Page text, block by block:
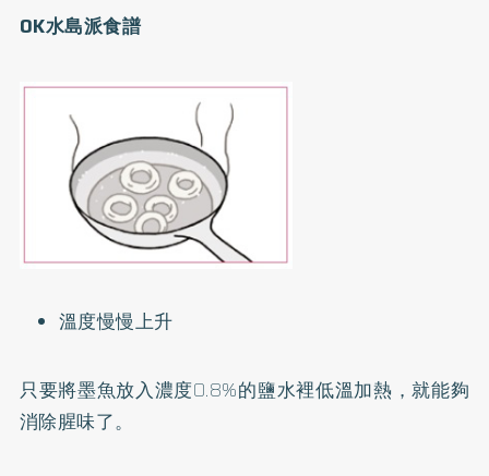
OK水島派食譜
溫度慢慢上升
只要將墨魚放入濃度0.8%的鹽水裡低溫加熱，就能夠
消除腥味了。